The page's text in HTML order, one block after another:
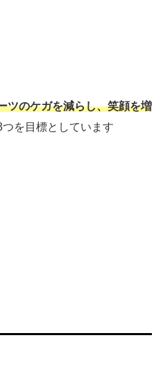
ツのケガを減らし、笑顔を増
を目標としています